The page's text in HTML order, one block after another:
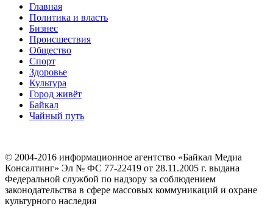
Главная
Политика и власть
Бизнес
Происшествия
Общество
Cпорт
Здоровье
Культура
Город живёт
Байкал
Чайный путь
© 2004-2016 информационное агентство «Байкал Медиа
Консалтинг» Эл № ФС 77-22419 от 28.11.2005 г. выдана
Федеральной службой по надзору за соблюдением
законодательства в сфере массовых коммуникаций и охране
культурного наследия